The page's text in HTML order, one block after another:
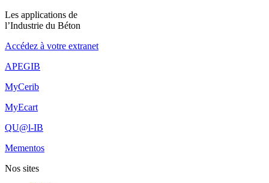
Les applications de
l’Industrie du Béton
Accédez à votre extranet
APEGIB
MyCerib
MyEcart
QU@l-IB
Mementos
Nos sites